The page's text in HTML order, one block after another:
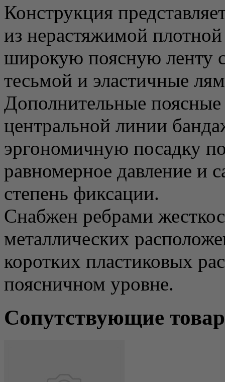
Конструкция
из нерастяжимой
широкую поясную ленту
тесьмой и эластичные
Дополнительные
центральной линии
эргономичную посадку
равномерное давление и
степень фиксации.
Снабжен ребрами
металлических
коротких пластиковых
поясничном уровне.
Сопутствующие